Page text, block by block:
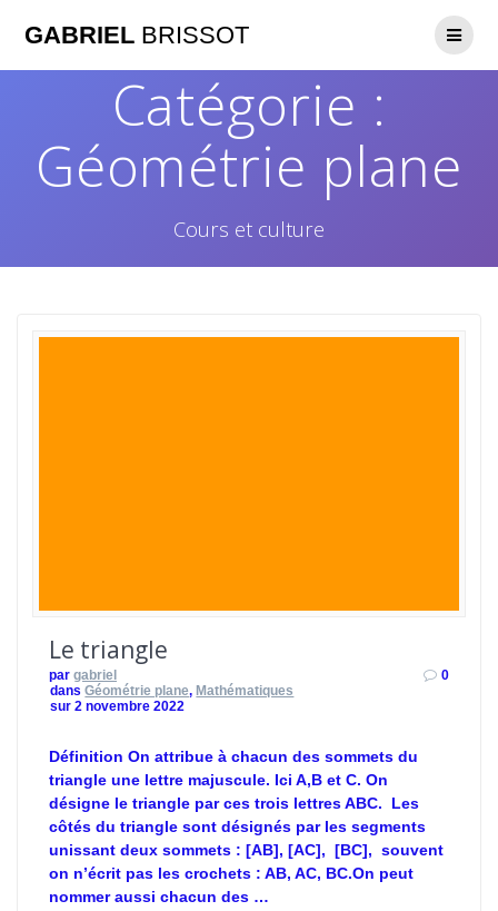
GABRIEL BRISSOT
Catégorie :
Géométrie plane
Cours et culture
Le triangle
par gabriel
dansGéométrie plane, Mathématiques
sur 2 novembre 2022
0
Définition On attribue à chacun des sommets du
triangle une lettre majuscule. Ici A,B et C. On
désigne le triangle par ces trois lettres ABC. Les
côtés du triangle sont désignés par les segments
unissant deux sommets : [AB], [AC], [BC], souvent
on n’écrit pas les crochets : AB, AC, BC.On peut
nommer aussi chacun des …